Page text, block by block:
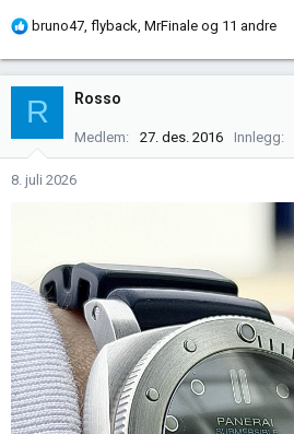
R
k
s
n
bruno47 flyback MrFinale og 11 andre
R Rosso
Medlem 27. des. 2016 Innlegg
8. juli 2026